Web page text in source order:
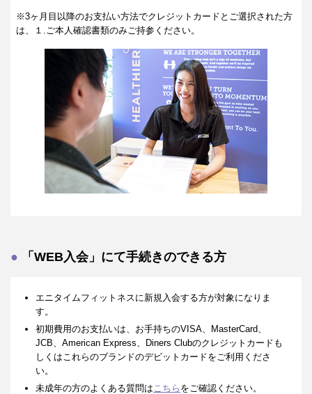
※3ヶ月目以降のお支払い方法でクレジットカードとご選択された方
は、１.ご本人確認書類のみご持参ください。
「WEB入会」にて手続きのできる方
エニタイムフィットネスに新規入会する方が対象になりま
す。
初期費用のお支払いは、お手持ちのVISA、MasterCard、
JCB、American Express、Diners Clubのクレジットカードも
しくはこれらのブランドのデビットカードをご利用くださ
い。
未成年の方のよくある質問はこちら をご確認ください。